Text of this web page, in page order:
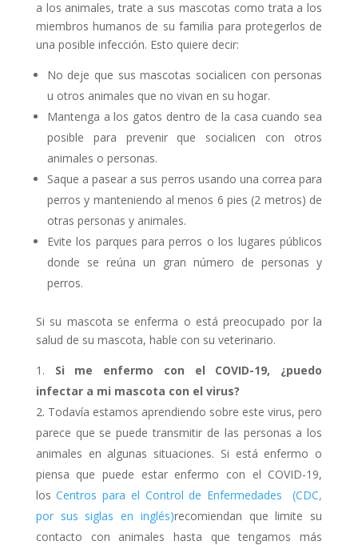
a los animales, trate a sus mascotas como trata a los
miembros humanos de su familia para protegerlos de
una posible infección. Esto quiere decir:
No deje que sus mascotas socialicen con personas
u otros animales que no vivan en su hogar.
Mantenga a los gatos dentro de la casa cuando sea
posible para prevenir que socialicen con otros
animales o personas.
Saque a pasear a sus perros usando una correa para
perros y manteniendo al menos 6 pies (2 metros) de
otras personas y animales.
Evite los parques para perros o los lugares públicos
donde se reúna un gran número de personas y
perros.
Si su mascota se enferma o está preocupado por la
salud de su mascota, hable con su veterinario.
Si me enfermo con el COVID-19, ¿puedo
infectar a mi mascota con el virus?
Todavía estamos aprendiendo sobre este virus, pero
parece que se puede transmitir de las personas a los
animales en algunas situaciones. Si está enfermo o
piensa que puede estar enfermo con el COVID-19,
losCentros para el Control de Enfermedades (CDC,
por sus siglas en inglés)recomiendan que limite su
contacto con animales hasta que tengamos más